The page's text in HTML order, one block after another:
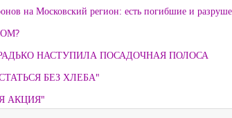
на Московский регион: есть погибшие и
НАСТУПИЛА ПОСАДОЧНАЯ ПОЛОСА
БЕЗ ХЛЕБА"
АКЦИЯ"